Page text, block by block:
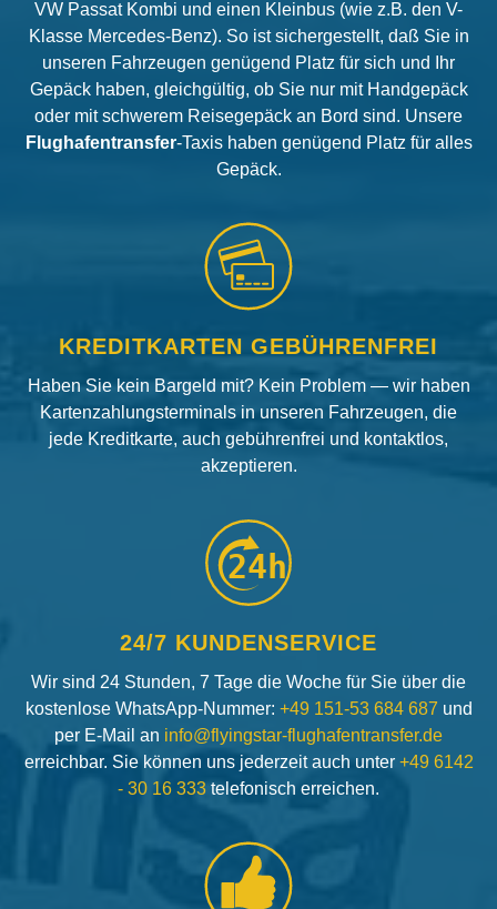
VW Passat Kombi und einen Kleinbus (wie z.B. den V-
Klasse Mercedes-Benz). So ist sichergestellt, daß Sie in
unseren Fahrzeugen genügend Platz für sich und Ihr
Gepäck haben, gleichgültig, ob Sie nur mit Handgepäck
oder mit schwerem Reisegepäck an Bord sind. Unsere
Flughafentransfer-Taxis haben genügend Platz für alles
Gepäck.
KREDITKARTEN GEBÜHRENFREI
Haben Sie kein Bargeld mit? Kein Problem — wir haben
Kartenzahlungsterminals in unseren Fahrzeugen, die
jede Kreditkarte, auch gebührenfrei und kontaktlos,
akzeptieren.
24h
24/7 KUNDENSERVICE
Wir sind 24 Stunden, 7 Tage die Woche für Sie über die
kostenlose WhatsApp-Nummer: +49 151-53 684 687 und
per E-Mail an info@flyingstar-flughafentransfer.de
erreichbar. Sie können uns jederzeit auch unter +49 6142
- 30 16 333 telefonisch erreichen.